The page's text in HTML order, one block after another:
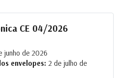
CE 04/2026
junho de 2026
envelopes: 2 de julho de